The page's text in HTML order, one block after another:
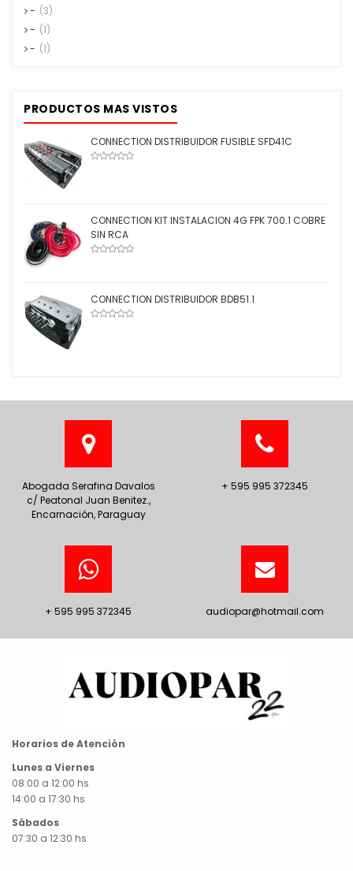
- (3)
- (1)
- (1)
PRODUCTOS MAS VISTOS
CONNECTION DISTRIBUIDOR FUSIBLE SFD41C
CONNECTION KIT INSTALACION 4G FPK 700.1 COBRE
SIN RCA
CONNECTION DISTRIBUIDOR BDB51.1
Abogada Serafina Davalos
c/ Peatonal Juan Benitez.,
Encarnación, Paraguay
+ 595 995 372345
+ 595 995 372345 audiopar@hotmail.com
Horarios de Atención
Lunes a Viernes
08:00 a 12:00 hs
14:00 a 17:30 hs
Sábados
07:30 a 12:30 hs.